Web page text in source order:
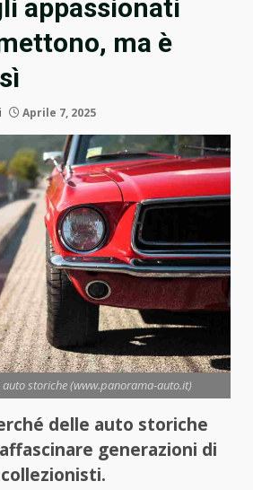
appassionati
ma è
Aprile 7, 2025
auto storiche (www.panorama-auto.it)
delle auto storiche
generazioni di